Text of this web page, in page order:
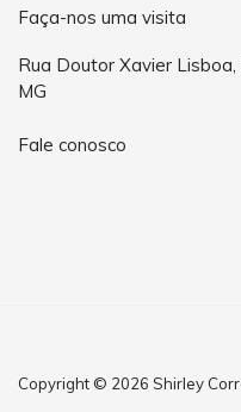
Faça-nos uma visita
Rua Doutor Xavier
MG
Fale conosco
Copyright © 2026 Shirley